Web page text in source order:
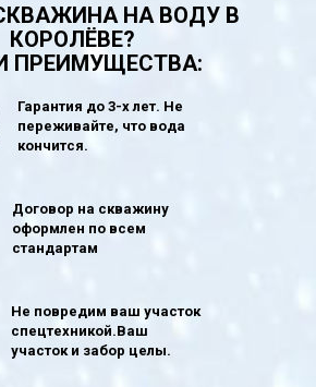
НА ВОДУ В
КОРОЛЁВЕ?
ПРЕИМУЩЕСТВА:
Гарантия до 3-х лет. Не
переживайте, что вода
кончится.
Договор на скважину
оформлен по всем
стандартам
Не повредим ваш участок
спецтехникой.Ваш
участок и забор целы.